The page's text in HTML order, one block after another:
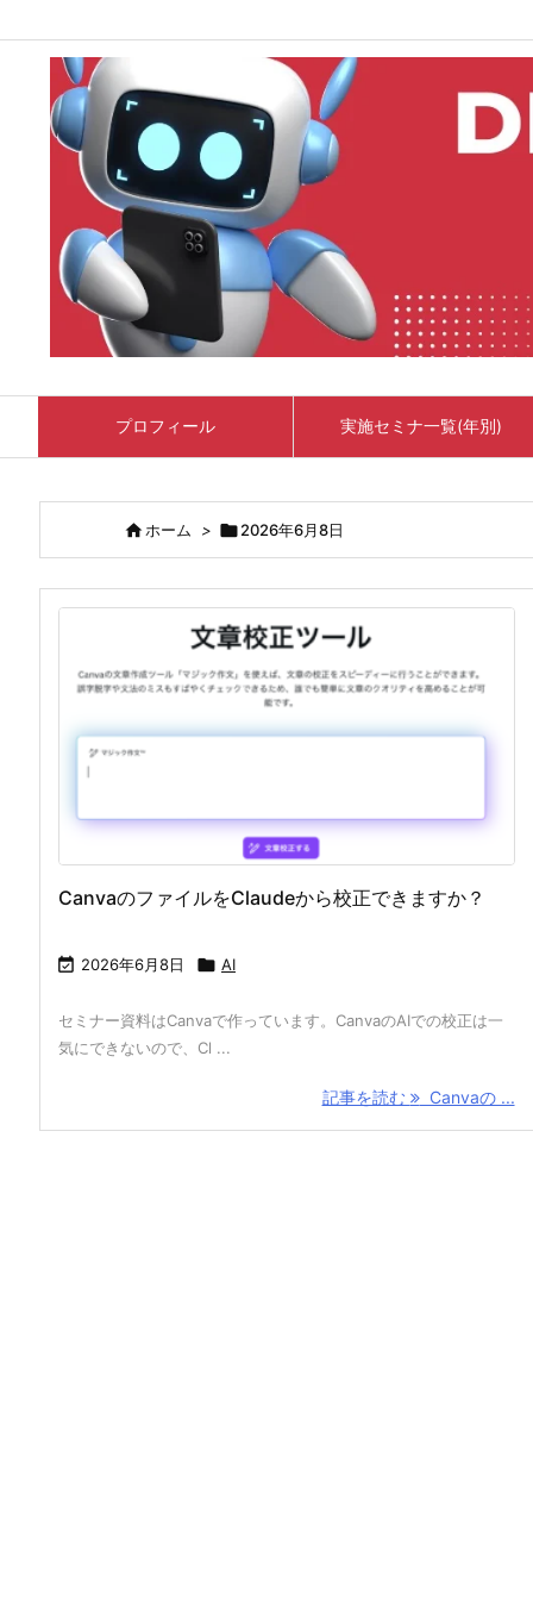
プロフィール 実施セミナ一覧(年別)
ホーム > 2026年6月8日
CanvaのファイルをClaudeから校正できますか？
 2026年6月8日  AI
セミナー資料はCanvaで作っています。CanvaのAIでの校正は一
気にできないので、Cl ...
記事を読む Canvaの ...